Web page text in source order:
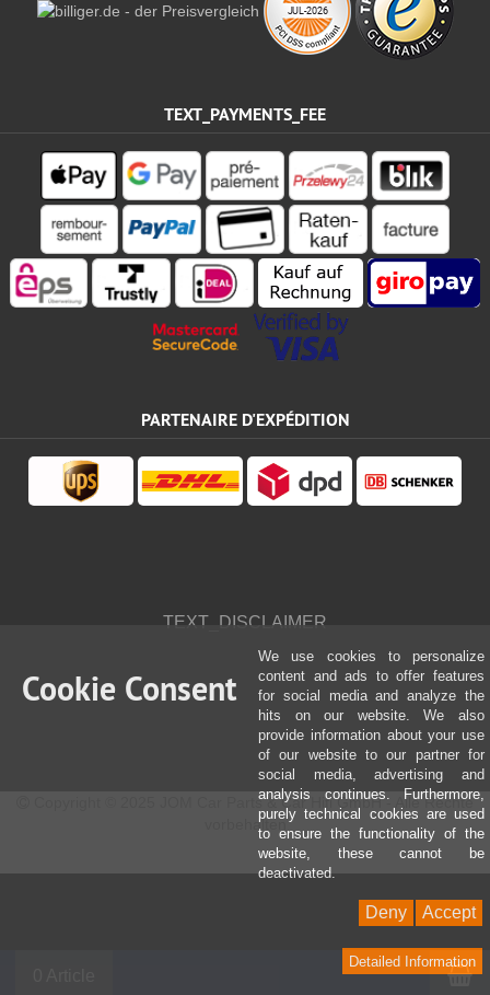
TEXT_PAYMENTS_FEE
PARTENAIRE D'EXPÉDITION
TEXT_DISCLAIMER
Copyright © 2025 JOM Car Parts & Car Hifi GmbH - Alle Rechte
vorbehalten
Cookie Consent
We use cookies to personalize
content and ads to offer features
for social media and analyze the
hits on our website. We also
provide information about your use
of our website to our partner for
social media, advertising and
analysis continues. Furthermore,
purely technical cookies are used
to ensure the functionality of the
website, these cannot be
deactivated.
Accept
Deny
Detailed Information